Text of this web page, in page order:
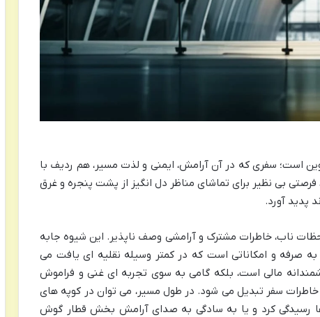
است؛ سفری که در آن آرامش، ایمنی و لذت مسیر، هم ردیف با
بی نظیر برای تماشای مناظر دل انگیز از پشت پنجره و غرق
پدید آورد.
ناب، خاطرات مشترک و آرامشی وصف ناپذیر. این شیوه جابه
صرفه و امکاناتی است که در کمتر وسیله نقلیه ای یافت می
مالی است، بلکه گامی به سوی تجربه ای غنی و فراموش
سفر تبدیل می شود. در طول مسیر، می توان در کوپه های
رسیدگی کرد و یا به سادگی به صدای آرامش بخش قطار گوش